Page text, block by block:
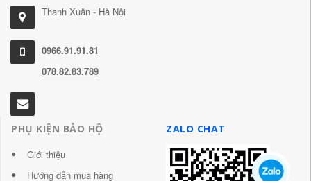
Thanh Xuân - Hà Nội
0966.91.91.81
078.82.83.789
PHỤ KIỆN BẢO HỘ
Giới thiệu
Hướng dẫn mua hàng
ZALO CHAT